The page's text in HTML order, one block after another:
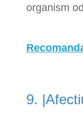
organism
9.